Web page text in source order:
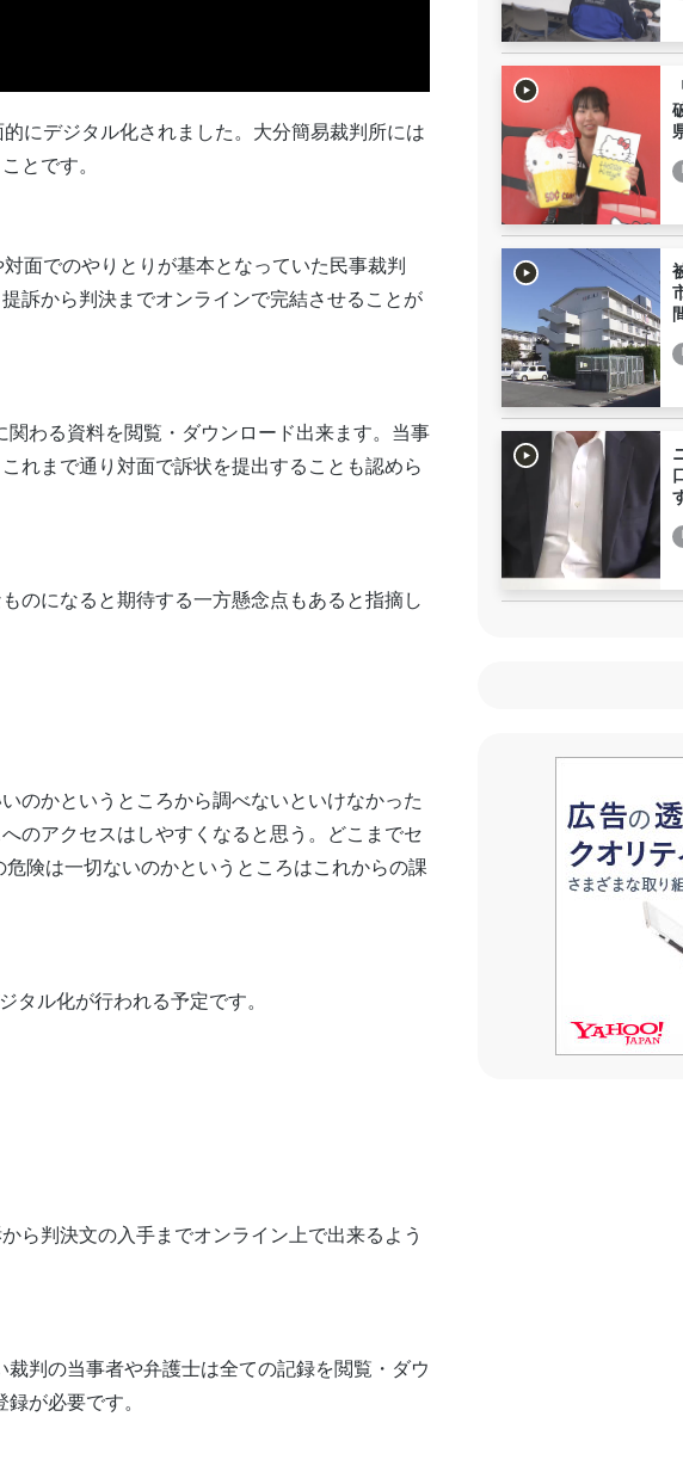
にデジタル化されました。大分簡易裁判所には
とです。
面でのやりとりが基本となっていた民事裁判
訴から判決までオンラインで完結させることが
わる資料を閲覧・ダウンロード出来ます。当事
れまで通り対面で訴状を提出することも認めら
のになると期待する一方懸念点もあると指摘し
のかというところから調べないといけなかった
のアクセスはしやすくなると思う。どこまでセ
険は一切ないのかというところはこれからの課
タル化が行われる予定です。
ら判決文の入手までオンライン上で出来るよう
判の当事者や弁護士は全ての記録を閲覧・ダウ
が必要です。